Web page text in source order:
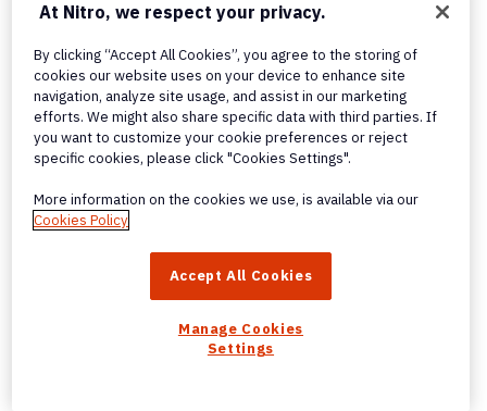
At Nitro, we respect your privacy.
By clicking “Accept All Cookies”, you agree to the storing of
cookies our website uses on your device to enhance site
navigation, analyze site usage, and assist in our marketing
efforts. We might also share specific data with third parties. If
you want to customize your cookie preferences or reject
specific cookies, please click "Cookies Settings".
More information on the cookies we use, is available via our
Cookies Policy
Accept All Cookies
Manage Cookies
Settings